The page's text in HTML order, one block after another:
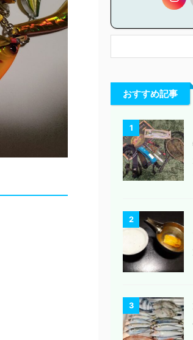
おすすめ記事
1
2
3